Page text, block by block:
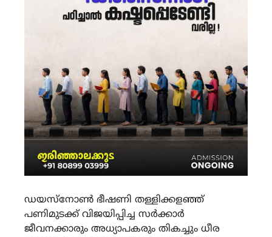
ഡയസ്നോൺ ഭീഷണി തള്ളിക്കളഞ്ഞ്
പണിമുടക്ക്‌ വിജയിപ്പിച്ച സർക്കാർ
ജീവനക്കാരും അധ്യാപകരും തികച്ചും ധീര